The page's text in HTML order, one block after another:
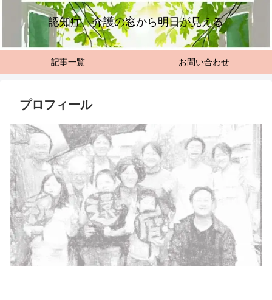
認知症 介護の窓から明日が見える
記事一覧 お問い合わせ
プロフィール